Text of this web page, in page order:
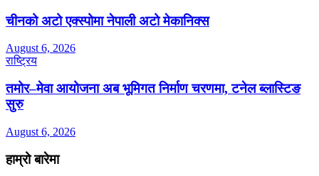
चीनको अटो एक्स्पोमा नेपाली अटो मेकानिक्स
August 6, 2026
राष्ट्रिय
तमोर–मेवा आयोजना अब भूमिगत निर्माण चरणमा, टनेल ब्लास्टिङ
सुरु
August 6, 2026
हाम्रो बारेमा